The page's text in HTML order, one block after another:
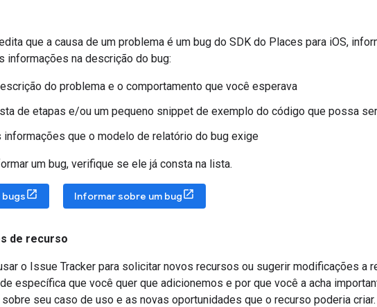
que a causa de um problema é um bug do SDK do Places para iOS,
informações na descrição do bug:
do problema e o comportamento que você esperava
de etapas e/ou um pequeno snippet de exemplo do código que possa
informações que o modelo de relatório do bug exige
um bug, verifique se ele já consta na lista.
bugs Informar sobre um bug
de recurso
o Issue Tracker para solicitar novos recursos ou sugerir modificações a
específica que você quer que adicionemos e por que você a acha
sobre seu caso de uso e as novas oportunidades que o recurso poderia criar.